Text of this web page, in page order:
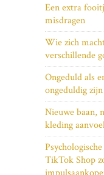
Een extra
misdragen
Wie zich
verschillende
Ongeduld als
ongeduldig
Nieuwe baan,
kleding
TikTok Shop